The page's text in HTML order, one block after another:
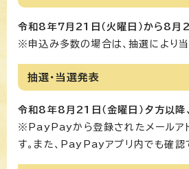
令和8年7月21日（火曜日）から8月
※申込み多数の場合は、抽選により当
抽選・当選発表
令和8年8月21日（金曜日）夕方以降
※PayPayから登録されたメールア
す。また、PayPayアプリ内でも確認